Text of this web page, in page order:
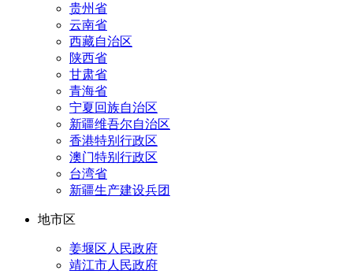
贵州省
云南省
西藏自治区
陕西省
甘肃省
青海省
宁夏回族自治区
新疆维吾尔自治区
香港特别行政区
澳门特别行政区
台湾省
新疆生产建设兵团
地市区
姜堰区人民政府
靖江市人民政府